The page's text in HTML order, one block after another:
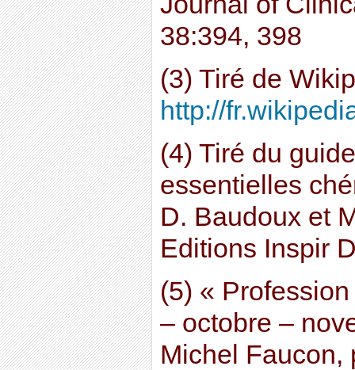
38:394, 398
(3) Tiré de
http://
(4) Tiré du
essentielles
D. Baudoux et
Editions Inspir
(5) «
– octobre –
Michel Faucon,